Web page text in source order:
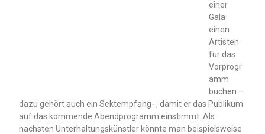
einer
Gala
einen
Artisten
für das
Vorprogr
amm
buchen –
dazu gehört auch ein Sektempfang- , damit er das Publikum
auf das kommende Abendprogramm einstimmt. Als
nächsten Unterhaltungskünstler könnte man beispielsweise